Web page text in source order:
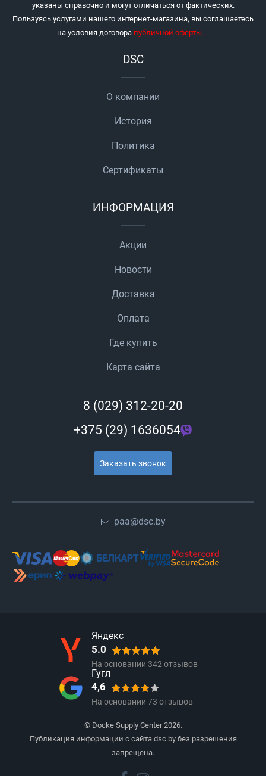
указаны справочно и могут отличаться от фактических.
Пользуясь услугами нашего интернет-магазина, вы соглашаетесь
на условия договора публичной оферты.
DSC
О компании
История
Политика
Сертификаты
ИНФОРМАЦИЯ
Акции
Новости
Доставка
Оплата
Где купить
Карта сайта
8 (029) 312-20-20
+375 (29) 1636054
Заказать звонок
paa@dsc.by
Яндекс
5.0
На основании 342отзывов
Гугл
4,6
На основании 73 отзывов
© Docke Supply Center 2026.
Публикация информации с сайта dsc.by без разрешения
запрещена.